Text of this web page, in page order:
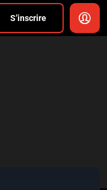
S’inscrire